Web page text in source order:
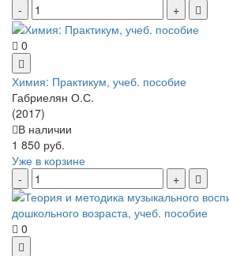
0
Химия: Практикум, учеб. пособие
Габриелян О.С.
(2017)
В наличии
1 850 руб.
Уже в корзине
0